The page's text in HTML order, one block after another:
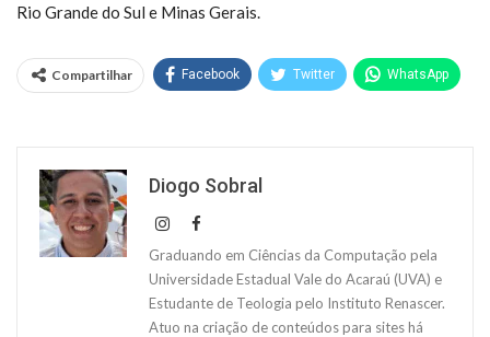
Rio Grande do Sul e Minas Gerais.
Compartilhar Facebook Twitter WhatsApp
Diogo Sobral
Graduando em Ciências da Computação pela
Universidade Estadual Vale do Acaraú (UVA) e
Estudante de Teologia pelo Instituto Renascer.
Atuo na criação de conteúdos para sites há